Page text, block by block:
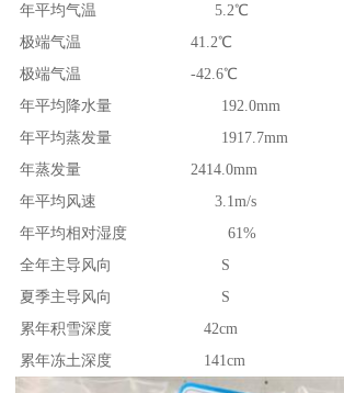
年平均气温 5.2℃
极端气温 41.2℃
极端气温 -42.6℃
年平均降水量 192.0mm
年平均蒸发量 1917.7mm
年蒸发量 2414.0mm
年平均风速 3.1m/s
年平均相对湿度 61%
全年主导风向 S
夏季主导风向 S
累年积雪深度 42cm
累年冻土深度 141cm